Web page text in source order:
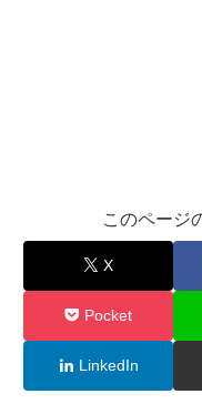
このページ
X
Pocket
LinkedIn